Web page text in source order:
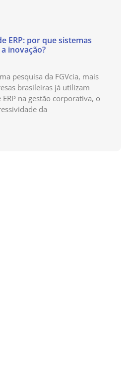
ERP: por que sistemas
inovação?
pesquisa da FGVcia, mais
brasileiras já utilizam
na gestão corporativa, o
da